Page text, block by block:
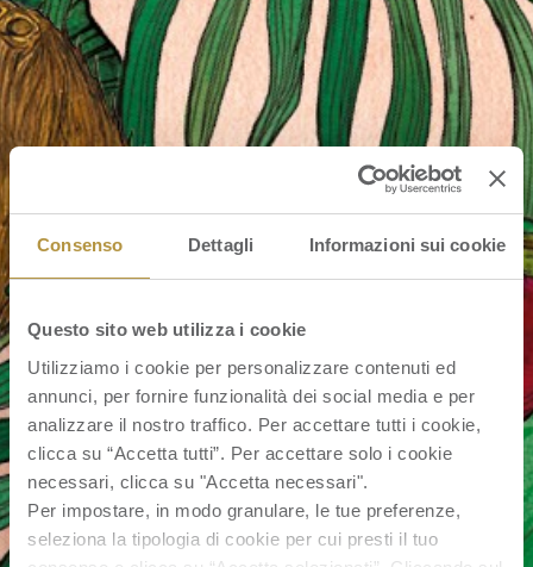
Consenso Dettagli Informazioni sui cookie
Questo sito web utilizza i cookie
Utilizziamo i cookie per personalizzare contenuti ed
annunci, per fornire funzionalità dei social media e per
analizzare il nostro traffico. Per accettare tutti i cookie,
clicca su “Accetta tutti”. Per accettare solo i cookie
necessari, clicca su "Accetta necessari".
Per impostare, in modo granulare, le tue preferenze,
seleziona la tipologia di cookie per cui presti il tuo